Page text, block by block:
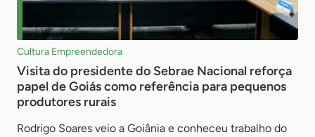
Cultura Empreendedora
Visita do presidente do Sebrae Nacional reforça
papel de Goiás como referência para pequenos
produtores rurais
Rodrigo Soares veio a Goiânia e conheceu trabalho do